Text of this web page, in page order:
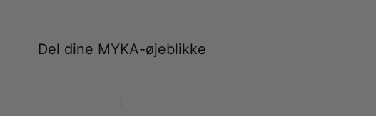
Del dine MYKA-øjeblikke